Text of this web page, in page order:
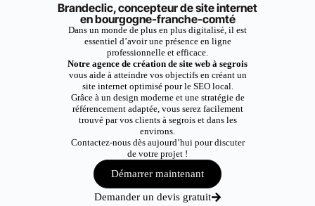
Brandeclic, concepteur de site internet
en bourgogne-franche-comté
Dans un monde de plus en plus digitalisé, il est
essentiel d’avoir une présence en ligne
professionnelle et efficace.
Notre agence de création de site web à segrois
vous aide à atteindre vos objectifs en créant un
site internet optimisé pour le SEO local.
Grâce à un design moderne et une stratégie de
référencement adaptée, vous serez facilement
trouvé par vos clients à segrois et dans les
environs.
Contactez-nous dès aujourd’hui pour discuter
de votre projet !
Démarrer maintenant
Demander un devis gratuit